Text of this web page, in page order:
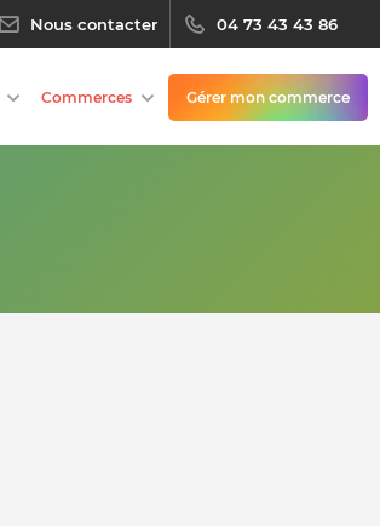
Nous contacter 04 73 43 43 86
Commerces Gérer mon commerce